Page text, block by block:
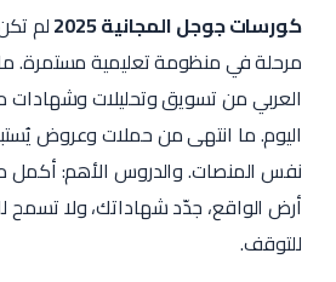
كورسات جوجل المجانية 2025
لم
مرحلة في منظومة تعليمية مستمرة.
العربي من تسويق وتحليلات وشهادات
اليوم. ما انتهى من حملات وعروض
نفس المنصات. والدروس الأهم: أكمل
أرض الواقع، جدّد شهاداتك، ولا تسمح
للتوقف.